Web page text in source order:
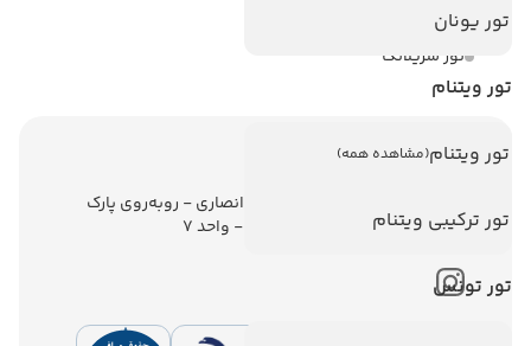
تور یونان
تور ویتنام
تور ویتنام(مشاهده همه)
تور ترکیبی ویتنام
تور تونس
تور بالی
تور سریلانکا
اطلاعات تماس
تهران - ولیعصر - نبش کوچه انصاری - روبه‌روی پارک
ملت - برج ملت - طبقه ششم - واحد 7